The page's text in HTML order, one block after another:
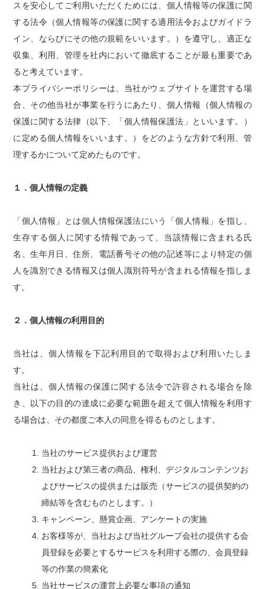
スを安心してご利用いただくためには、個人情報等の保護に関
する法令（個人情報等の保護に関する適用法令およびガイドラ
イン、ならびにその他の規範をいいます。）を遵守し、適正な
収集、利用、管理を社内において徹底することが最も重要であ
ると考えています。
本プライバシーポリシーは、当社がウェブサイトを運営する場
合、その他当社が事業を行うにあたり、個人情報（個人情報の
保護に関する法律（以下、「個人情報保護法」といいます。）
に定める個人情報をいいます。）をどのような方針で利用、管
理するかについて定めたものです。
１．個人情報の定義
「個人情報」とは個人情報保護法にいう「個人情報」を指し、
生存する個人に関する情報であって、当該情報に含まれる氏
名、生年月日、住所、電話番号その他の記述等により特定の個
人を識別できる情報又は個人識別符号が含まれる情報を指しま
す。
２．個人情報の利用目的
当社は、個人情報を下記利用目的で取得および利用いたしま
す。
当社は、個人情報の保護に関する法令で許容される場合を除
き、以下の目的の達成に必要な範囲を超えて個人情報を利用す
る場合は、その都度ご本人の同意を得るものとします。
当社のサービス提供および運営
当社および第三者の商品、権利、デジタルコンテンツお
よびサービスの提供または販売（サービスの提供契約の
締結等を含むものとします。）
キャンペーン、懸賞企画、アンケートの実施
お客様等が、当社および当社グループ会社の提供する会
員登録を必要とするサービスを利用する際の、会員登録
等の作業の簡素化
当社サービスの運営上必要な事項の通知